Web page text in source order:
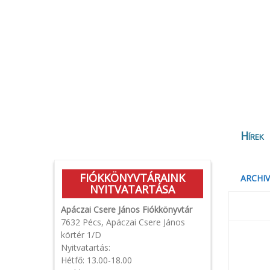
Hírek
FIÓKKÖNYVTÁRAINK
NYITVATARTÁSA
Apáczai Csere János Fiókkönyvtár
7632 Pécs, Apáczai Csere János
körtér 1/D
Nyitvatartás:
Hétfő: 13.00-18.00